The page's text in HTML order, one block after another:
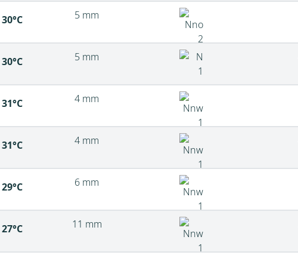
30°C 5 mm
30°C 5 mm
31°C 4 mm
31°C 4 mm
29°C 6 mm
27°C 11 mm